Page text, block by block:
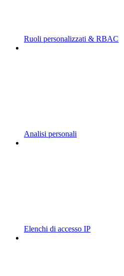
Ruoli personalizzati & RBAC
Analisi personali
Elenchi di accesso IP